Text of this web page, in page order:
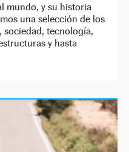
mundo, y su historia
una selección de los
sociedad, tecnología,
y hasta